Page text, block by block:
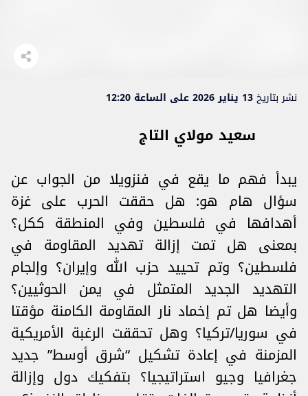
نشر بتاريخ13 يناير 2026 على الساعة 12:20
سعيد مولاي التاج
يبدأ فهم ما يقع في فنزويلا من الجواب عن
سؤال هام هو: هل حققت الحرب على غزة
أهدافها في فلسطين وفي المنطقة ككل؟
بمعنى هل تمت إزالة تهديد المقاومة في
فلسطين؟ وتم تحييد حزب الله وإيران؟ وإلجام
التهديد الجديد المتمثل في يمن الحوثيين؟
وأيضا هل تم إخماد نار المقاومة الكامنة مؤقتا
في سوريا/تركيا؟ وهل تحققت الرغبة الأمريكية
المزمنة في إعادة تشكيل “شرق أوسط” جديد
جغرافيا وجيو استراتيجيا؟ بتفكيك دول وإزالة